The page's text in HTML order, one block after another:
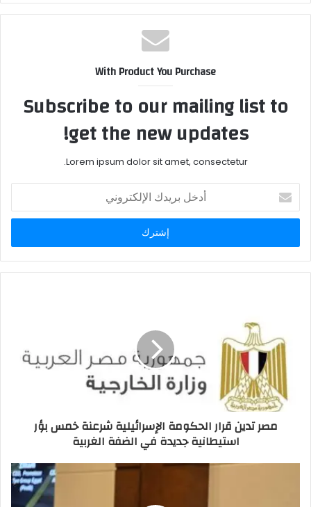
With Product You Purchase
Subscribe to our mailing list to
get the new updates!
Lorem ipsum dolor sit amet, consectetur.
أدخل
بريدك
الإلكتروني
مصر تدين قرار الحكومة الإسرائيلية شرعنة خمس بؤر
استيطانية جديدة في الضفة الغربية